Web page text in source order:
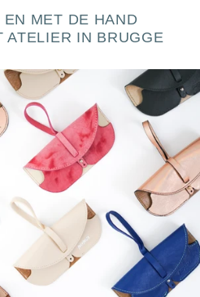
MET DE HAND
ATELIER IN BRUGGE